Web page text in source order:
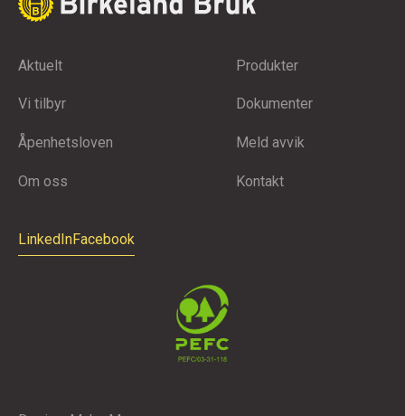
Aktuelt Produkter
Vi tilbyr Dokumenter
Åpenhetsloven Meld avvik
Om oss Kontakt
LinkedInFacebook